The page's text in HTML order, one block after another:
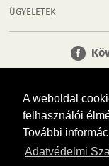
A weboldal
felhasználói
További
Adatvédelmi
ÜGYELETEK
Tudj meg többet
menü, cégek…. és